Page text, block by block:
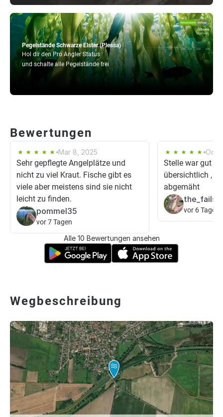
Pegelstände Schwarze Elster (Plessa)
Hol dir den Pro Angler Status
und schalte alle Pegelstände frei
Bewertungen
Mar 8, 2025
Sehr gepflegte Angelplätze und
nicht zu viel Kraut. Fische gibt es
viele aber meistens sind sie nicht
leicht zu finden.
pommel35
vor 7 Tagen
Oct
Stelle war gut
übersichtlich ,
abgemäht
the_fails
vor 6 Tagen
Alle 10 Bewertungen ansehen
Wegbeschreibung